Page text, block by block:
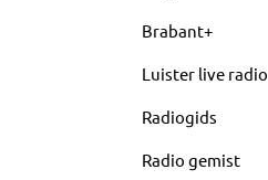
Brabant+
Luister live radio
Radiogids
Radio gemist